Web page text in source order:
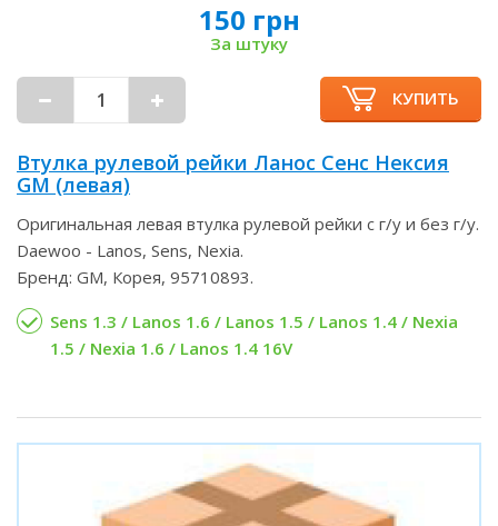
150 грн
За штуку
КУПИТЬ
Втулка рулевой рейки Ланос Сенс Нексия
GM (левая)
Оригинальная левая втулка рулевой рейки с г/у и без г/у.
Daewoo - Lanos, Sens, Nexia.
Бренд: GM, Корея, 95710893.
Sens 1.3 / Lanos 1.6 / Lanos 1.5 / Lanos 1.4 / Nexia
1.5 / Nexia 1.6 / Lanos 1.4 16V